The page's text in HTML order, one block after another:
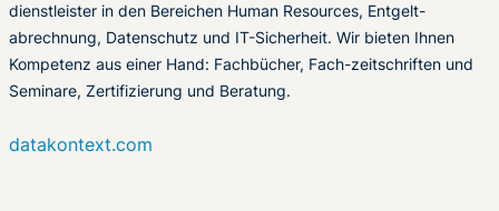
dienstleister in den Bereichen Human Resources, Entgelt-
abrechnung, Datenschutz und IT-Sicherheit. Wir bieten Ihnen
Kompetenz aus einer Hand: Fachbücher, Fach-zeitschriften und
Seminare, Zertifizierung und Beratung.
datakontext.com